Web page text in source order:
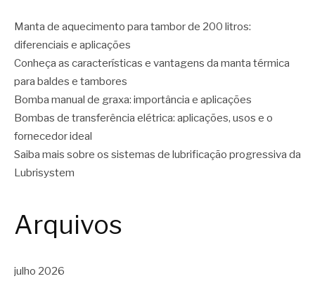
Manta de aquecimento para tambor de 200 litros:
diferenciais e aplicações
Conheça as características e vantagens da manta térmica
para baldes e tambores
Bomba manual de graxa: importância e aplicações
Bombas de transferência elétrica: aplicações, usos e o
fornecedor ideal
Saiba mais sobre os sistemas de lubrificação progressiva da
Lubrisystem
Arquivos
julho 2026